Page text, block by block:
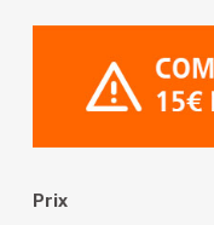
Prix